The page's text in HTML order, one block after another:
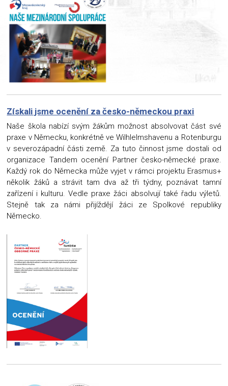
Získali jsme ocenění za česko-německou praxi
Naše škola nabízí svým žákům možnost absolvovat část své
praxe v Německu, konkrétně ve Wilhlelmshavenu a Rotenburgu
v severozápadní části země. Za tuto činnost jsme dostali od
organizace Tandem ocenění Partner česko-německé praxe.
Každý rok do Německa může vyjet v rámci projektu Erasmus+
několik žáků a strávit tam dva až tři týdny, poznávat tamní
zařízení i kulturu. Vedle praxe žáci absolvují také řadu výletů.
Stejně tak za námi přijíždějí žáci ze Spolkové republiky
Německo.